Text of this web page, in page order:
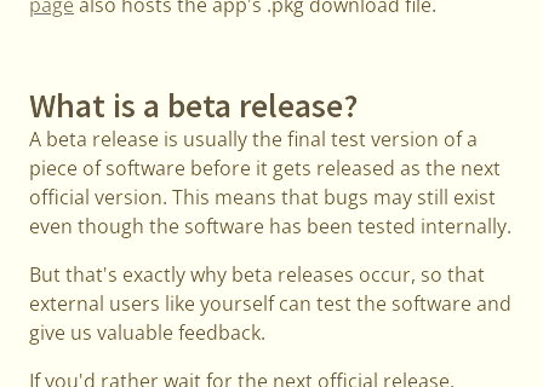
What is a beta release?
A beta release is usually the final test version of a
piece of software before it gets released as the next
official version. This means that bugs may still exist
even though the software has been tested internally.
But that's exactly why beta releases occur, so that
external users like yourself can test the software and
give us valuable feedback.
If you'd rather wait for the next official release,